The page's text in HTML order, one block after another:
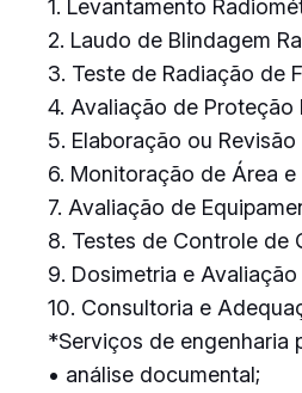
1. Levantamento
2. Laudo de Blindagem
3. Teste de Radiação de
4. Avaliação de Proteção
5. Elaboração ou
6. Monitoração de Área
7. Avaliação de
8. Testes de Controle de
9. Dosimetria e
10. Consultoria e
*Serviços de engenharia
• análise documental;